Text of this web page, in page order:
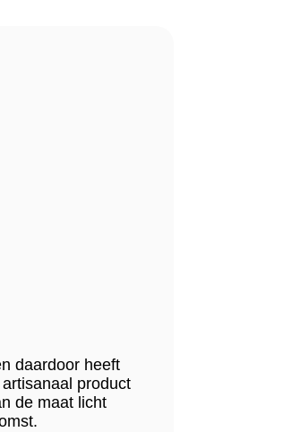
daardoor heeft
product
de maat licht